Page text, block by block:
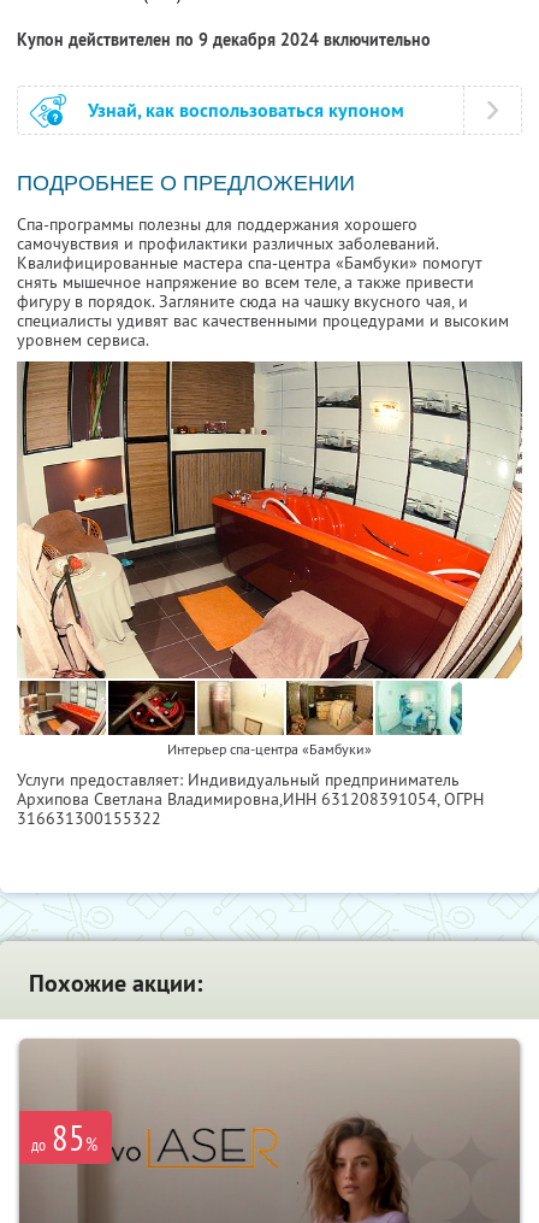
Купон действителен по 9 декабря 2024 включительно
Узнай, как воспользоваться купоном
ПОДРОБНЕЕ О ПРЕДЛОЖЕНИИ
Спа-программы полезны для поддержания хорошего
самочувствия и профилактики различных заболеваний.
Квалифицированные мастера спа-центра «Бамбуки» помогут
снять мышечное напряжение во всем теле, а также привести
фигуру в порядок. Загляните сюда на чашку вкусного чая, и
специалисты удивят вас качественными процедурами и высоким
уровнем сервиса.
Интерьер спа-центра «Бамбуки»
Услуги предоставляет: Индивидуальный предприниматель
Архипова Светлана Владимировна,ИНН 631208391054, ОГРН
316631300155322
Похожие акции:
до 85%